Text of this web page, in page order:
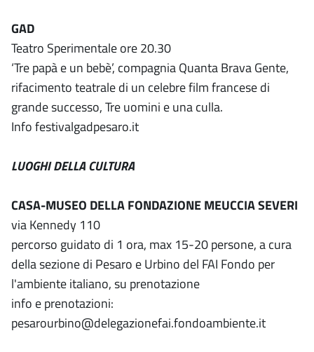
GAD
Teatro Sperimentale ore 20.30
‘Tre papà e un bebè’, compagnia Quanta Brava Gente,
rifacimento teatrale di un celebre film francese di
grande successo, Tre uomini e una culla.
Info festivalgadpesaro.it
LUOGHI DELLA CULTURA
CASA-MUSEO DELLA FONDAZIONE MEUCCIA SEVERI
via Kennedy 110
percorso guidato di 1 ora, max 15-20 persone, a cura
della sezione di Pesaro e Urbino del FAI Fondo per
l'ambiente italiano, su prenotazione
info e prenotazioni:
pesarourbino@delegazionefai.fondoambiente.it